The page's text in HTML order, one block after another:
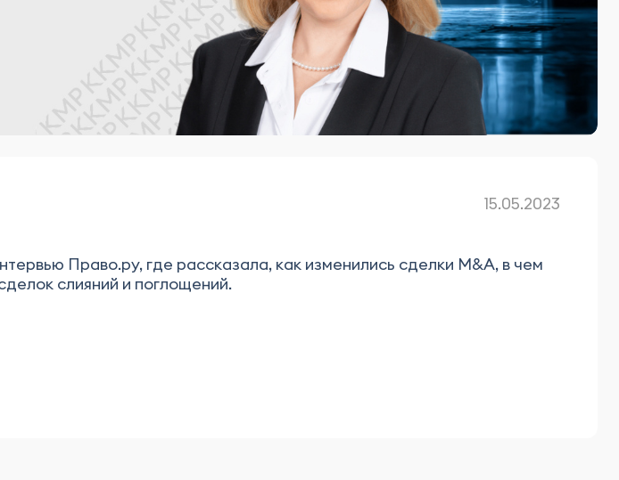
15.05.2023
Право.ру, где рассказала, как изменились сделки M&A, в чем
слияний и поглощений.